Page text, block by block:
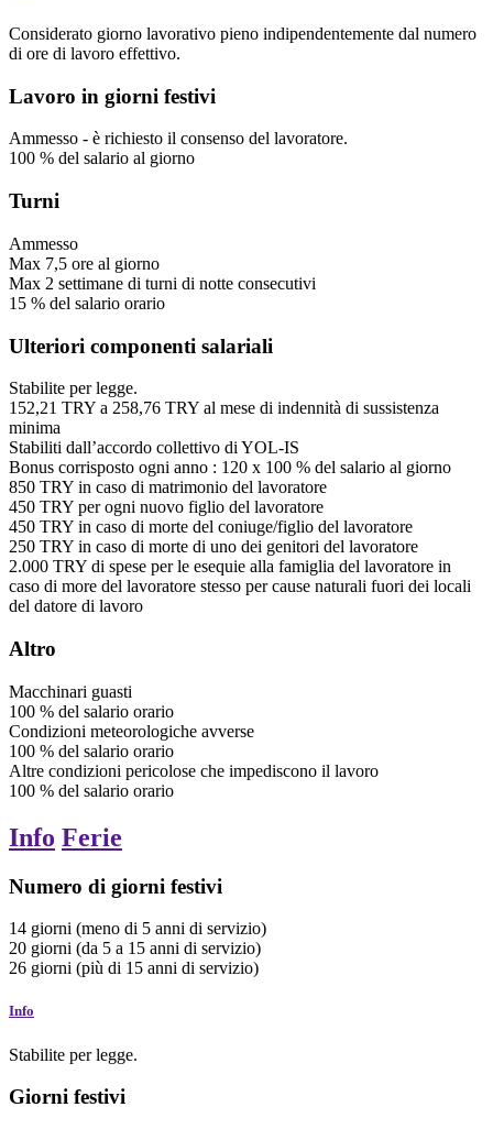
Considerato giorno lavorativo pieno indipendentemente dal numero
di ore di lavoro effettivo.
Lavoro in giorni festivi
Ammesso - è richiesto il consenso del lavoratore.
100 % del salario al giorno
Turni
Ammesso
Max 7,5 ore al giorno
Max 2 settimane di turni di notte consecutivi
15 % del salario orario
Ulteriori componenti salariali
Stabilite per legge.
152,21 TRY a 258,76 TRY al mese di indennità di sussistenza
minima
Stabiliti dall’accordo collettivo di YOL-IS
Bonus corrisposto ogni anno : 120 x 100 % del salario al giorno
850 TRY in caso di matrimonio del lavoratore
450 TRY per ogni nuovo figlio del lavoratore
450 TRY in caso di morte del coniuge/figlio del lavoratore
250 TRY in caso di morte di uno dei genitori del lavoratore
2.000 TRY di spese per le esequie alla famiglia del lavoratore in
caso di more del lavoratore stesso per cause naturali fuori dei locali
del datore di lavoro
Altro
Macchinari guasti
100 % del salario orario
Condizioni meteorologiche avverse
100 % del salario orario
Altre condizioni pericolose che impediscono il lavoro
100 % del salario orario
Info Ferie
Numero di giorni festivi
14 giorni (meno di 5 anni di servizio)
20 giorni (da 5 a 15 anni di servizio)
26 giorni (più di 15 anni di servizio)
Info
Stabilite per legge.
Giorni festivi